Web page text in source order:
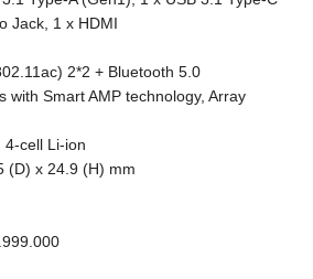
Jack, 1 x HDMI
2*2 + Bluetooth 5.0
with Smart AMP technology, Array
4-cell Li-ion
(D) x 24.9 (H) mm